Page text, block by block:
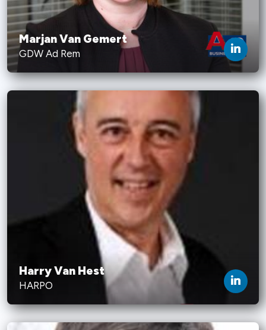
Marjan Van Gemert
GDW Ad Rem
Harry Van Hest
HARPO